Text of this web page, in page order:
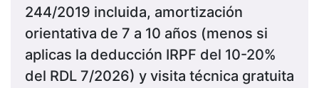
244/2019 incluida, amortización
orientativa de 7 a 10 años (menos si
aplicas la deducción IRPF del 10-20%
del RDL 7/2026) y visita técnica gratuita